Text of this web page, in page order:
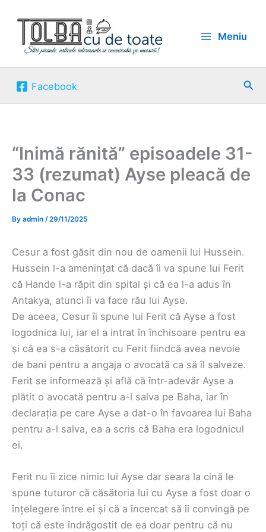
content
Meniu
Facebook
“Inimă rănită” episoadele 31-
33 (rezumat) Ayse pleacă de
la Conac
By admin /29/11/2025
Cesur a fost găsit din nou de oamenii lui Hussein.
Hussein l-a amenințat că dacă îi va spune lui Ferit
că Hande l-a răpit din spital și că ea l-a adus în
Antakya, atunci îi va face rău lui Ayse.
De aceea, Cesur îi spune lui Ferit că Ayse a fost
logodnica lui, iar el a intrat în închisoare pentru ea
și că ea s-a căsătorit cu Ferit fiindcă avea nevoie
de bani pentru a angaja o avocată ca să îl salveze.
Ferit se informează și află că într-adevăr Ayse a
plătit o avocată pentru a-l salva pe Baha, iar în
declarația pe care Ayse a dat-o în favoarea lui Baha
pentru a-l salva, ea a scris că Baha era logodnicul
ei.
Ferit nu îi zice nimic lui Ayse dar seara la cină le
spune tuturor că căsătoria lui cu Ayse a fost doar o
înțelegere între ei și că a încercat să îi convingă pe
toți că este îndrăgostit de ea doar pentru că nu